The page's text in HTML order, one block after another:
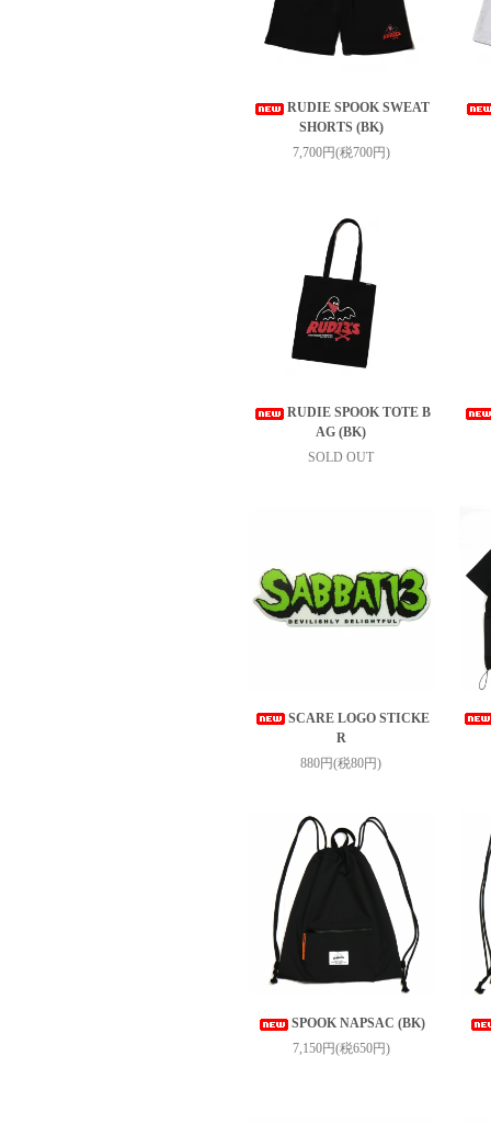
RUDIE SPOOK SWEAT
SHORTS (BK)
7,700円(税700円)
RUDIE SPOOK TOTE B
AG (BK)
SOLD OUT
SCARE LOGO STICKE
R
880円(税80円)
SPOOK NAPSAC (BK)
7,150円(税650円)